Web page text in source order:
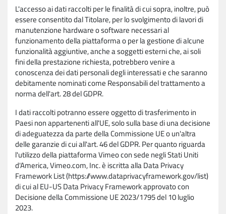
L'accesso ai dati raccolti per le finalità di cui sopra, inoltre, può
essere consentito dal Titolare, per lo svolgimento di lavori di
manutenzione hardware o software necessari al
funzionamento della piattaforma o per la gestione di alcune
funzionalità aggiuntive, anche a soggetti esterni che, ai soli
fini della prestazione richiesta, potrebbero venire a
conoscenza dei dati personali degli interessati e che saranno
debitamente nominati come Responsabili del trattamento a
norma dell'art. 28 del GDPR.
I dati raccolti potranno essere oggetto di trasferimento in
Paesi non appartenenti all'UE, solo sulla base di una decisione
di adeguatezza da parte della Commissione UE o un'altra
delle garanzie di cui all'art. 46 del GDPR. Per quanto riguarda
l'utilizzo della piattaforma Vimeo con sede negli Stati Uniti
d'America, Vimeo.com, Inc. è iscritta alla Data Privacy
Framework List (https://www.dataprivacyframework.gov/list)
di cui al EU-US Data Privacy Framework approvato con
Decisione della Commissione UE 2023/1795 del 10 luglio
2023.